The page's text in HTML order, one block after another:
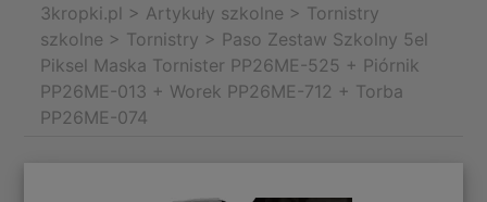
3kropki.pl > Artykuły szkolne > Tornistry
szkolne > Tornistry > Paso Zestaw Szkolny 5el
Piksel Maska Tornister PP26ME-525 + Piórnik
PP26ME-013 + Worek PP26ME-712 + Torba
PP26ME-074